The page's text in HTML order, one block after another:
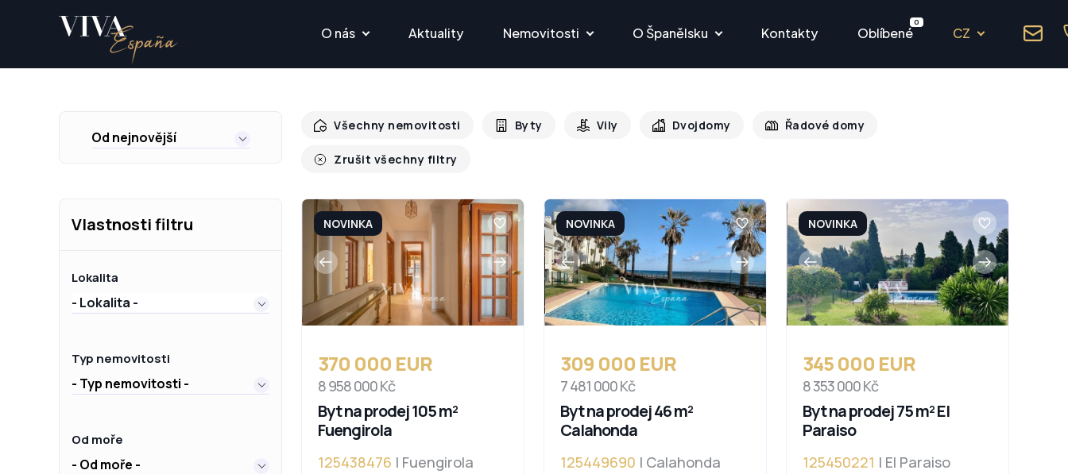
O nás Aktuality Nemovitosti O Španělsku Kontakty Oblíbené
0
CZ
Od nejnovější
Všechny nemovitosti Byty Vily Dvojdomy Řadové domy
Zrušit všechny filtry
Vlastnosti filtru
Lokalita
- Lokalita -
Typ nemovitosti
- Typ nemovitosti -
Od moře
- Od moře -
NOVINKA
370 000 EUR
8 958 000 Kč
Byt na prodej 105 m²
Fuengirola
125438476 | Fuengirola
NOVINKA
309 000 EUR
7 481 000 Kč
Byt na prodej 46 m²
Calahonda
125449690 | Calahonda
NOVINKA
345 000 EUR
8 353 000 Kč
Byt na prodej 75 m² El
Paraiso
125450221 | El Paraiso